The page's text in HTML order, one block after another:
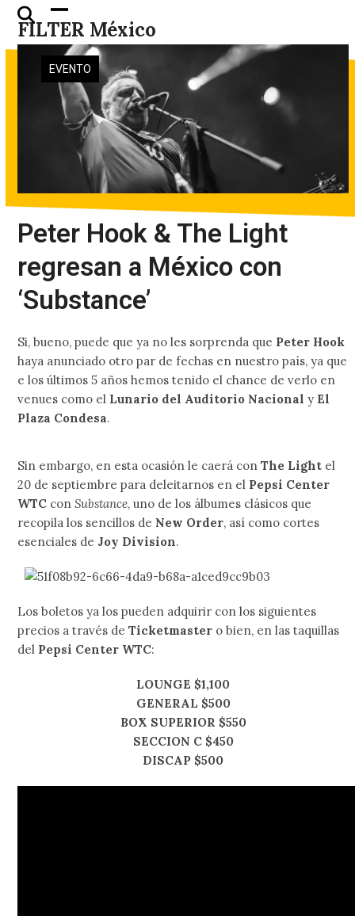
Skip
content
FILTER México
Open
mobile
menu
Close
mobile
menu
EVENTO
Peter Hook & The Light
regresan a México con
‘Substance’
Si, bueno, puede que ya no les sorprenda que Peter Hook
haya anunciado otro par de fechas en nuestro país, ya que
e los últimos 5 años hemos tenido el chance de verlo en
venues como el Lunario del Auditorio Nacional y El
Plaza Condesa.
Sin embargo, en esta ocasión le caerá conThe Light el
20 de septiembre para deleitarnos en el Pepsi Center
WTC conSubstance, uno de los álbumes clásicos que
recopila los sencillos de New Order, así como cortes
esenciales de Joy Division.
Los boletos ya los pueden adquirir con los siguientes
precios a través deTicketmaster o bien, en las taquillas
del Pepsi Center WTC:
LOUNGE $1,100
GENERAL $500
BOX SUPERIOR $550
SECCION C $450
DISCAP $500